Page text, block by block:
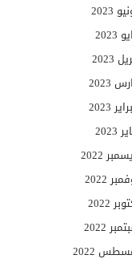
2023
2023
2023
2023
2023
2022
2022
2022
2022
2022